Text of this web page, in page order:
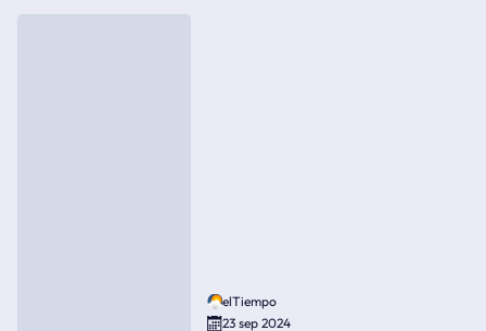
elTiempo
23 sep 2024